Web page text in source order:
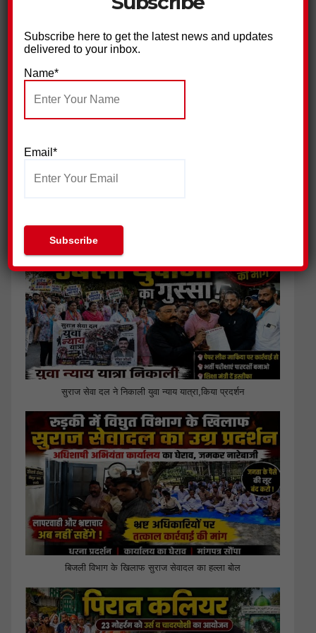
ग्राम प्रधान के भाई पर हमला, 18 नामजद आरोपियों पर मुकदमा दर्ज
सुराज सेवा दल ने निकाली युवा न्याय यात्रा,किया प्रदर्शन
बिजली विभाग के खिलाफ सुराज सेवादल का हल्ला बोल
Subscribe here to get the latest news and updates
delivered to your inbox.
Name*
Email*